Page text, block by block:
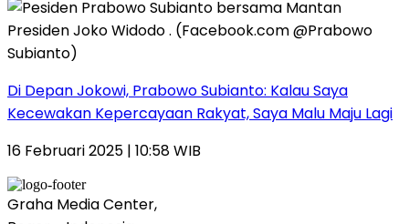
Di Depan Jokowi, Prabowo Subianto: Kalau Saya
Kecewakan Kepercayaan Rakyat, Saya Malu Maju Lagi
16 Februari 2025 | 10:58 WIB
Graha Media Center,